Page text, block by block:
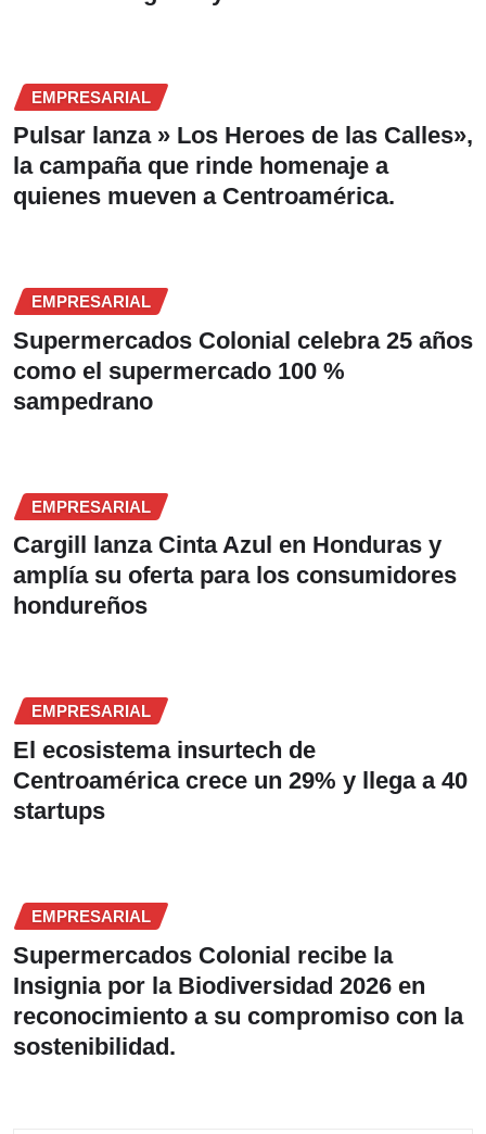
EMPRESARIAL
Pulsar lanza » Los Heroes de las Calles»,
la campaña que rinde homenaje a
quienes mueven a Centroamérica.
EMPRESARIAL
Supermercados Colonial celebra 25 años
como el supermercado 100 %
sampedrano
EMPRESARIAL
Cargill lanza Cinta Azul en Honduras y
amplía su oferta para los consumidores
hondureños
EMPRESARIAL
El ecosistema insurtech de
Centroamérica crece un 29% y llega a 40
startups
EMPRESARIAL
Supermercados Colonial recibe la
Insignia por la Biodiversidad 2026 en
reconocimiento a su compromiso con la
sostenibilidad.